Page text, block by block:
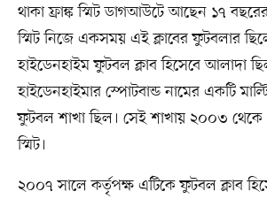
থাকা ফ্রাঙ্ক স্মিট ডাগআউটে আছেন ১৭
স্মিট নিজে একসময় এই ক্লাবের ফুটবলার
হাইডেনহাইম ফুটবল ক্লাব হিসেবে আলাদা
হাইডেনহাইমার স্পোটবান্ড নামের একটি
ফুটবল শাখা ছিল। সেই শাখায় ২০০৩
স্মিট।
২০০৭ সালে কর্তৃপক্ষ এটিকে ফুটবল ক্লাব